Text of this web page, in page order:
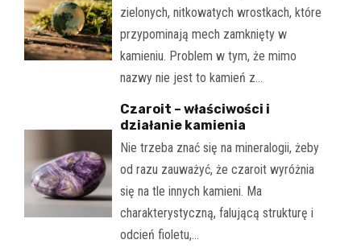
zielonych, nitkowatych wrostkach, które
przypominają mech zamknięty w
kamieniu. Problem w tym, że mimo
nazwy nie jest to kamień z…
Czaroit – właściwości i
działanie kamienia
Nie trzeba znać się na mineralogii, żeby
od razu zauważyć, że czaroit wyróżnia
się na tle innych kamieni. Ma
charakterystyczną, falującą strukturę i
odcień fioletu,…